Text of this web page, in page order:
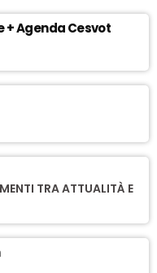
+ Agenda Cesvot
TRA ATTUALITÀ E